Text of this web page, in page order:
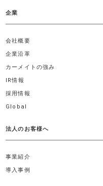
企業
会社概要
企業沿革
カーメイトの強み
IR情報
採用情報
Global
法人のお客様へ
事業紹介
導入事例